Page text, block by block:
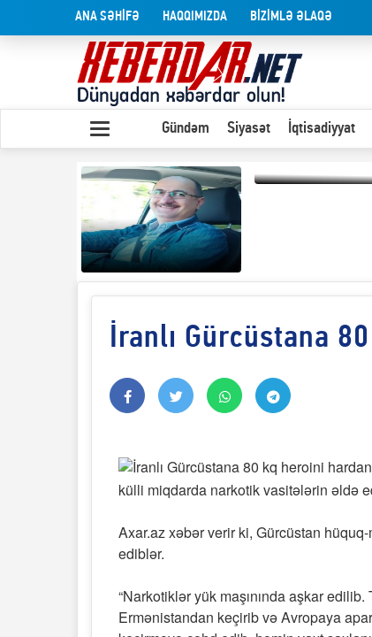
ANA SƏHİFƏ HAQQIMIZDA BİZİMLƏ ƏLAQƏ
Gündəm Siyasət İqtisadiyyat
Yaxın Şərqdəki
müharibənin qısa
İranlı Gürcüstana
külli miqdarda narkotik vasitələrin əldə
Axar.az xəbər verir ki, Gürcüstan
ediblər.
“Narkotiklər yük maşınında aşkar
Ermənistandan keçirib və Avropaya